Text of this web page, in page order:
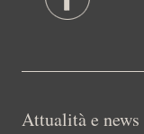
Attualità e news